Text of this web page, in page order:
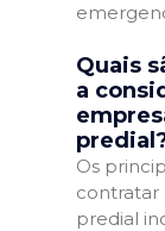
Quais
a
Os
contratar
predial